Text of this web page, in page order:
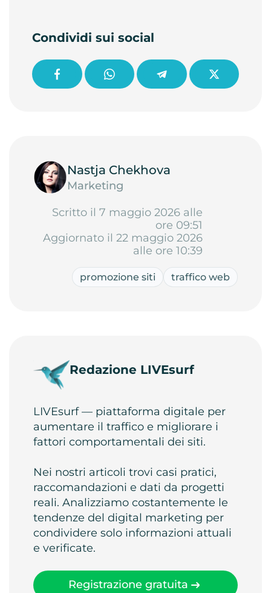
Condividi sui social
Nastja Chekhova
Marketing
Scritto il 7 maggio 2026 alle
ore 09:51
Aggiornato il 22 maggio 2026
alle ore 10:39
promozione siti traffico web
Redazione LIVEsurf
LIVEsurf — piattaforma digitale per
aumentare il traffico e migliorare i
fattori comportamentali dei siti.
Nei nostri articoli trovi casi pratici,
raccomandazioni e dati da progetti
reali. Analizziamo costantemente le
tendenze del digital marketing per
condividere solo informazioni attuali
e verificate.
Registrazione gratuita